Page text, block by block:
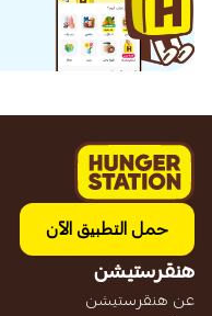
حمل التطبيق الآن
هنقرستيشن
عن هنقرستيشن